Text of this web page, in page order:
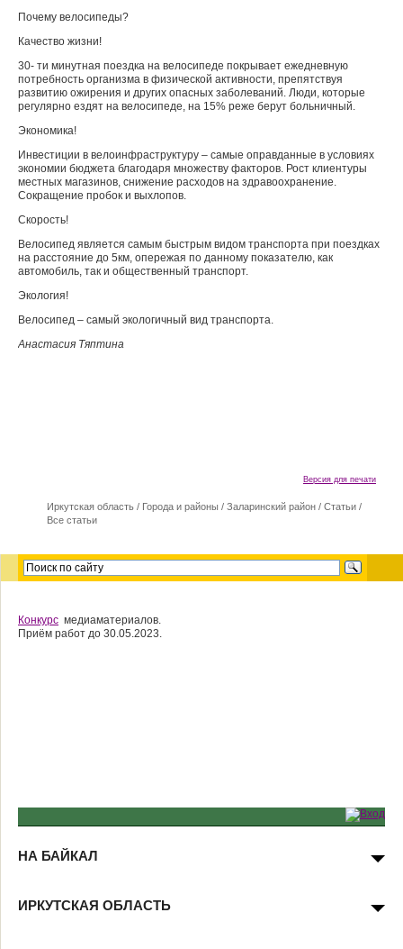
Почему велосипеды?
Качество жизни!
30- ти минутная поездка на велосипеде покрывает ежедневную
потребность организма в физической активности, препятствуя
развитию ожирения и других опасных заболеваний. Люди, которые
регулярно ездят на велосипеде, на 15% реже берут больничный.
Экономика!
Инвестиции в велоинфраструктуру – самые оправданные в условиях
экономии бюджета благодаря множеству факторов. Рост клиентуры
местных магазинов, снижение расходов на здравоохранение.
Сокращение пробок и выхлопов.
Скорость!
Велосипед является самым быстрым видом транспорта при поездках
на расстояние до 5км, опережая по данному показателю, как
автомобиль, так и общественный транспорт.
Экология!
Велосипед – самый экологичный вид транспорта.
Анастасия Тяптина
Версия для печати
Иркутская область / Города и районы / Заларинский район / Статьи /
Все статьи
Конкурс медиаматериалов.
Приём работ до 30.05.2023.
НА БАЙКАЛ
ИРКУТСКАЯ ОБЛАСТЬ